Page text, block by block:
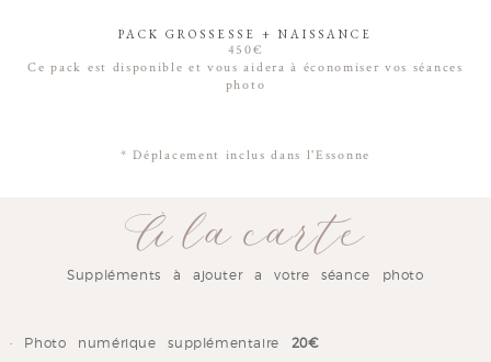
PACK GROSSESSE + NAISSANCE
450€
Ce pack est disponible et vous aidera à économiser vos séances
photo
* Déplacement inclus dans l'Essonne
À la carte
Suppléments à ajouter a votre séance photo
· Photo numérique supplémentaire 20€